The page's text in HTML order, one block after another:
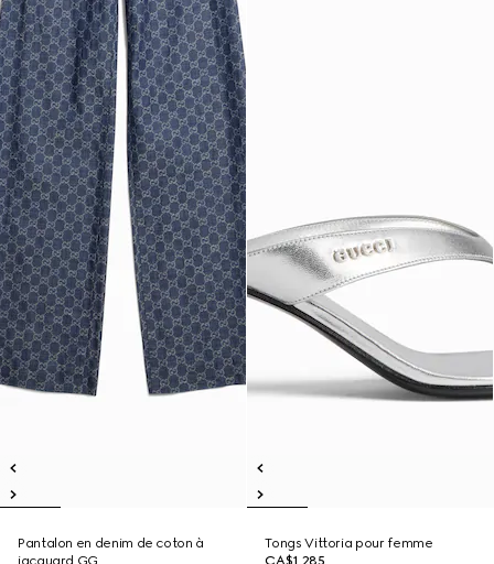
Pantalon en denim de coton à
jacquard GG
Tongs Vittoria pour femme
CA$1,285